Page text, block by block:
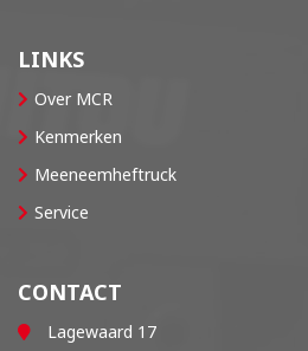
LINKS
Over MCR
Kenmerken
Meeneemheftruck
Service
CONTACT
Lagewaard 17